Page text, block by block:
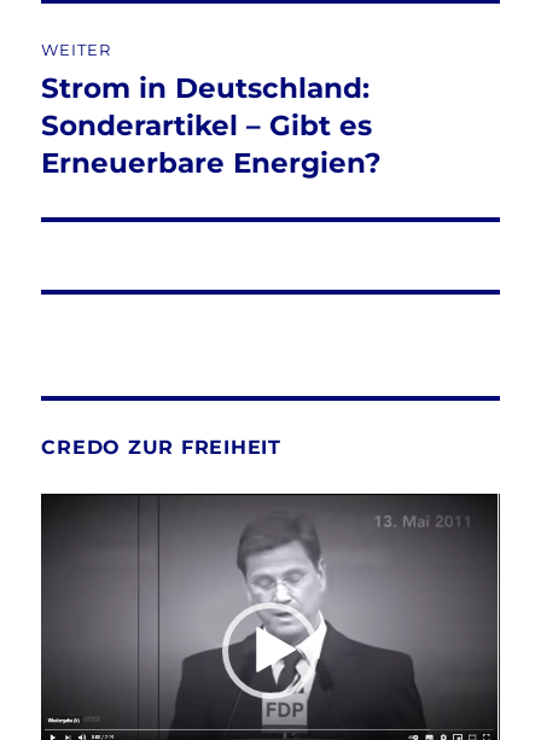
WEITER
Nächster
Beitrag:
Strom in Deutschland:
Sonderartikel – Gibt es
Erneuerbare Energien?
CREDO ZUR FREIHEIT